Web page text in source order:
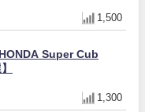
1,500
Super Cub
1,300